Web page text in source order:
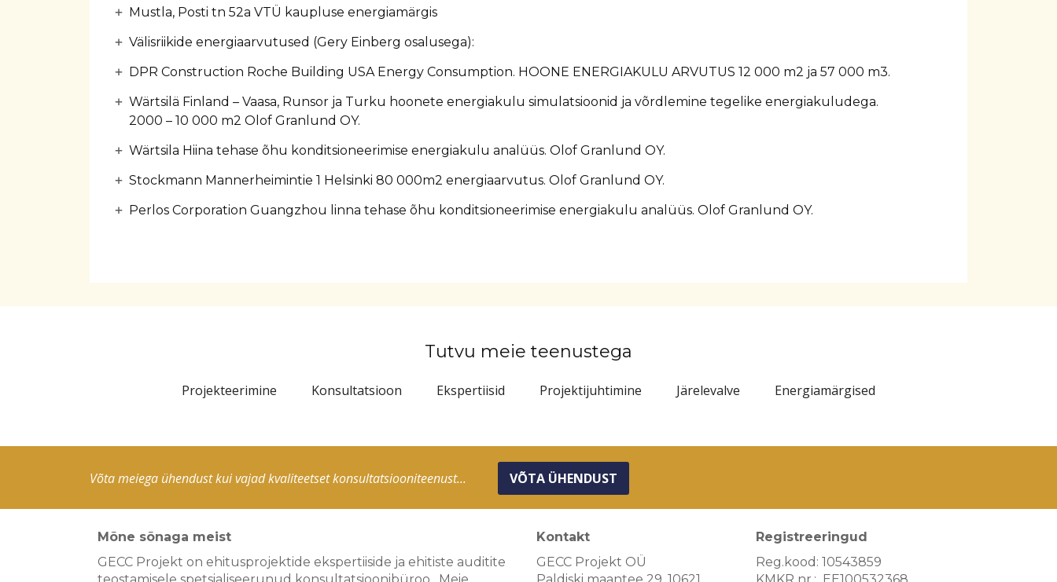
Mustla, Posti tn 52a VTÜ kaupluse energiamärgis
Välisriikide energiaarvutused (Gery Einberg osalusega):
DPR Construction Roche Building USA Energy Consumption. HOONE ENERGIAKULU ARVUTUS 12 000 m2 ja 57 000 m3.
Wärtsilä Finland – Vaasa, Runsor ja Turku hoonete energiakulu simulatsioonid ja võrdlemine tegelike energiakuludega.
2000 – 10 000 m2 Olof Granlund OY.
Wärtsila Hiina tehase õhu konditsioneerimise energiakulu analüüs. Olof Granlund OY.
Stockmann Mannerheimintie 1 Helsinki 80 000m2 energiaarvutus. Olof Granlund OY.
Perlos Corporation Guangzhou linna tehase õhu konditsioneerimise energiakulu analüüs. Olof Granlund OY.
Tutvu meie teenustega
Projekteerimine Konsultatsioon Ekspertiisid Projektijuhtimine Järelevalve Energiamärgised
Võta meiega ühendust kui vajad kvaliteetset konsultatsiooniteenust... VÕTA ÜHENDUST
Mõne sõnaga meist
GECC Projekt on ehitusprojektide ekspertiiside ja ehitiste auditite
Kontakt
GECC Projekt OÜ
Registreeringud
Reg.kood: 10543859